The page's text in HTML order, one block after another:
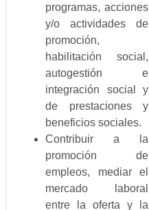
programas, acciones
y/o actividades de
promoción,
habilitación social,
autogestión e
integración social y
de prestaciones y
beneficios sociales.
Contribuir a la
promoción de
empleos, mediar el
mercado laboral
entre la oferta y la